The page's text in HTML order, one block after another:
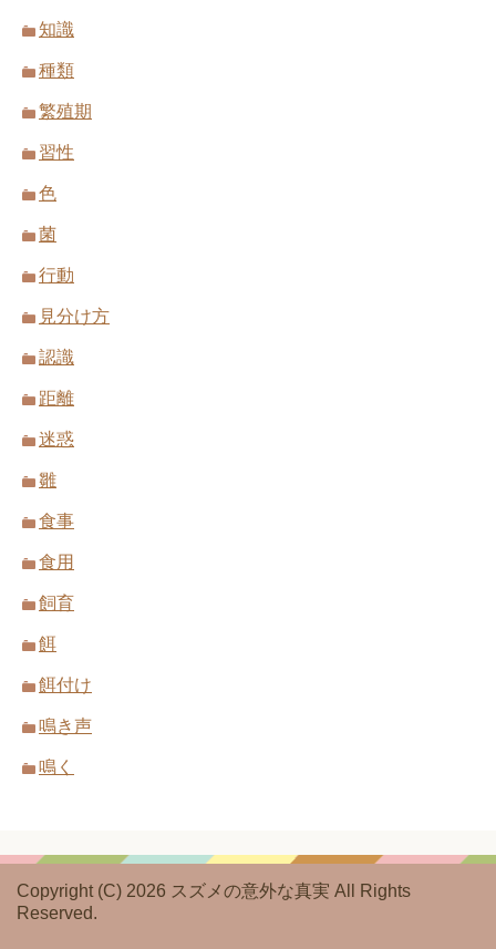
知識
種類
繁殖期
習性
色
菌
行動
見分け方
認識
距離
迷惑
雛
食事
食用
飼育
餌
餌付け
鳴き声
鳴く
Copyright (C) 2026 スズメの意外な真実 All Rights
Reserved.